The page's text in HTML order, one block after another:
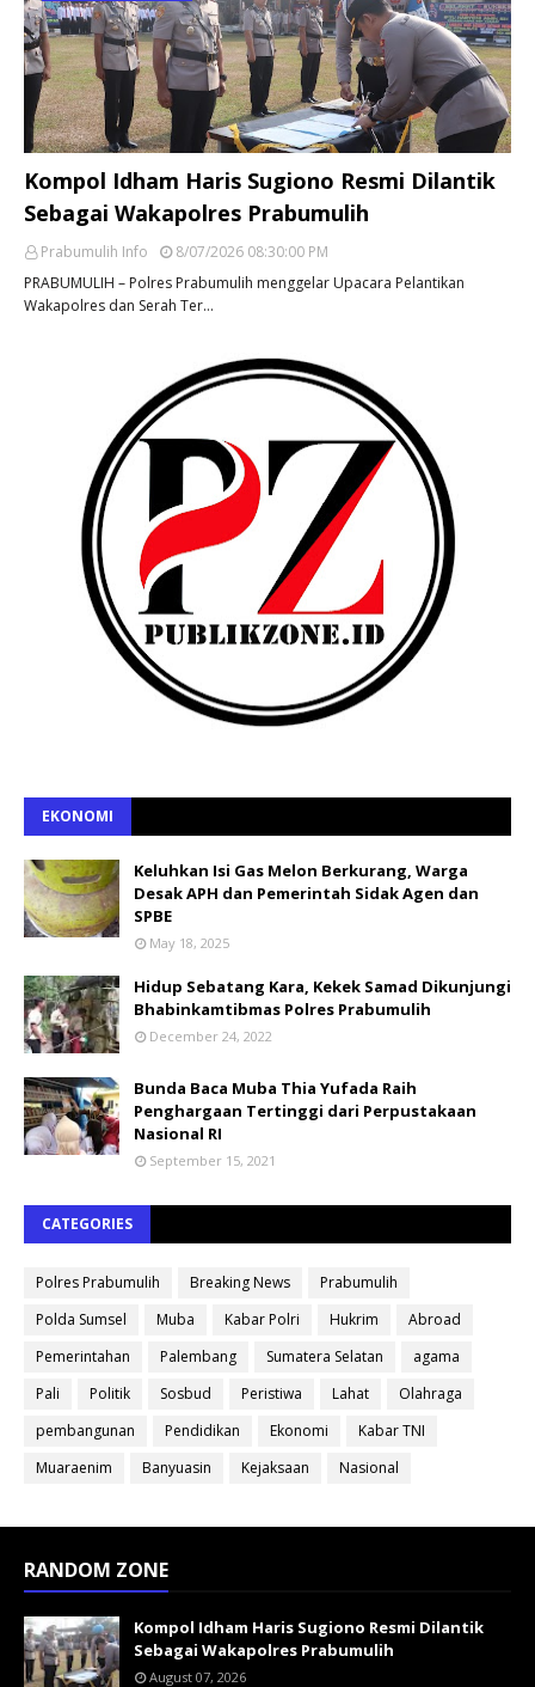
Kompol Idham Haris Sugiono Resmi Dilantik
Sebagai Wakapolres Prabumulih
Prabumulih Info
8/07/2026 08:30:00 PM
PRABUMULIH – Polres Prabumulih menggelar Upacara Pelantikan
Wakapolres dan Serah Ter…
EKONOMI
Keluhkan Isi Gas Melon Berkurang, Warga
Desak APH dan Pemerintah Sidak Agen dan
SPBE
May 18, 2025
Hidup Sebatang Kara, Kekek Samad Dikunjungi
Bhabinkamtibmas Polres Prabumulih
December 24, 2022
Bunda Baca Muba Thia Yufada Raih
Penghargaan Tertinggi dari Perpustakaan
Nasional RI
September 15, 2021
CATEGORIES
Polres Prabumulih Breaking News
Prabumulih
Polda Sumsel
Muba Kabar Polri Hukrim
Abroad
Pemerintahan
Palembang Sumatera Selatan
agama
Pali
Politik Sosbud Peristiwa Lahat
Olahraga
pembangunan
Pendidikan Ekonomi
Kabar TNI
Muaraenim
Banyuasin Kejaksaan Nasional
RANDOM ZONE
Kompol Idham Haris Sugiono Resmi Dilantik
Sebagai Wakapolres Prabumulih
August 07, 2026